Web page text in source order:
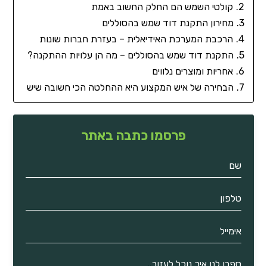
קולטי השמש הם החלק החשוב באמת
מחירון התקנת דוד שמש בהסוללים
הרכבת המערכת האידיאלית – בעזרת חברות שונות
התקנת דוד שמש בהסוללים – מה הן עלויות ההתקנה?
אחריות ומוצרים נלווים
הבחירה של איש המקצוע היא ההחלטה הכי חשובה שיש
פרסמו כתבה באתר